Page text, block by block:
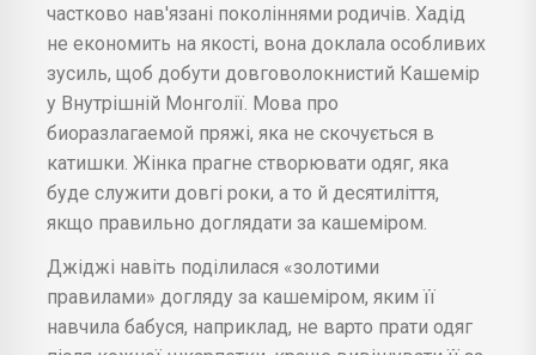
частково нав'язані поколіннями родичів. Хадід
не економить на якості, вона доклала особливих
зусиль, щоб добути довговолокнистий Кашемір
у Внутрішній Монголії. Мова про
биоразлагаемой пряжі, яка не скочується в
катишки. Жінка прагне створювати одяг, яка
буде служити довгі роки, а то й десятиліття,
якщо правильно доглядати за кашеміром.
Джіджі навіть поділилася «золотими
правилами» догляду за кашеміром, яким її
навчила бабуся, наприклад, не варто прати одяг